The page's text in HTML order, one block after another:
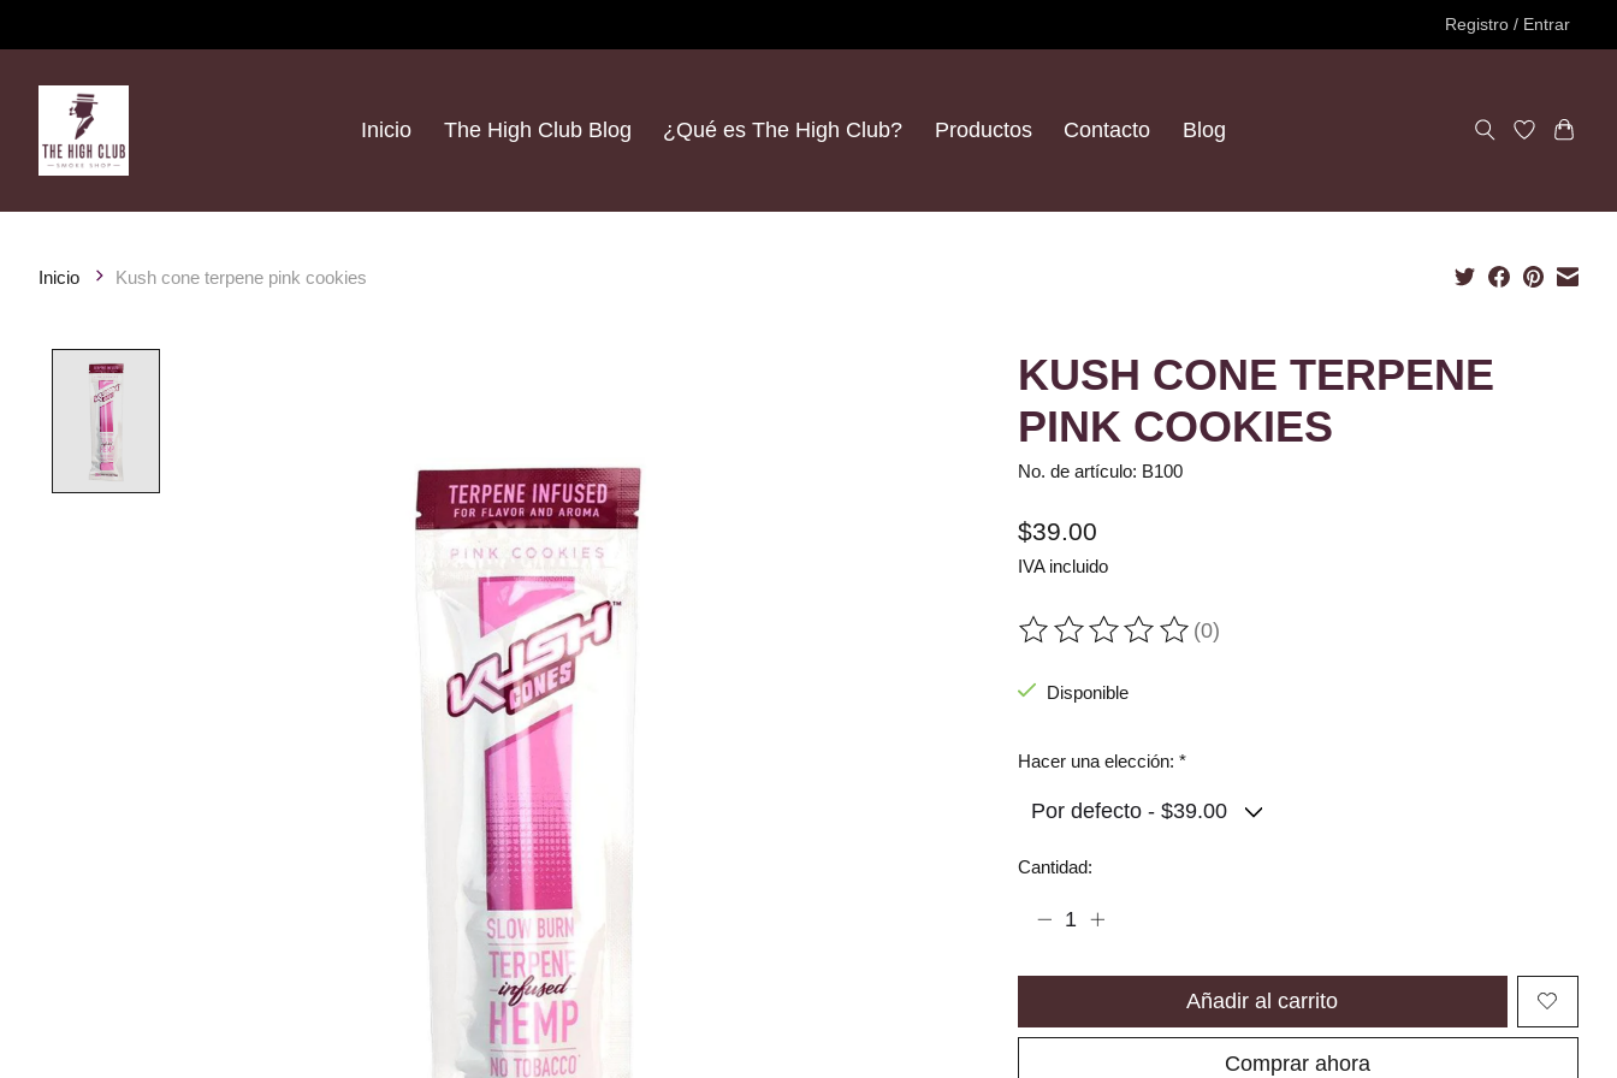
Registro / Entrar
Inicio The High Club Blog ¿Qué es The High Club? Productos Contacto Blog
Inicio Kush cone terpene pink cookies
KUSH CONE TERPENE
PINK COOKIES
No. de artículo: B100
$39.00
IVA incluido
The rating of this product is
(0)
Disponible
Hacer una elección: *
Cantidad:
Añadir al carrito
Comprar ahora